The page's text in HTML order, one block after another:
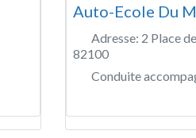
Auto-Ecole Du
Adresse: 2 Place
82100
Conduite